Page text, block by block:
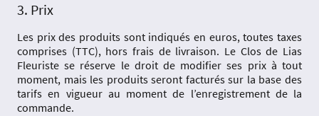
3. Prix
Les prix des produits sont indiqués en euros, toutes taxes
comprises (TTC), hors frais de livraison. Le Clos de Lias
Fleuriste se réserve le droit de modifier ses prix à tout
moment, mais les produits seront facturés sur la base des
tarifs en vigueur au moment de l’enregistrement de la
commande.